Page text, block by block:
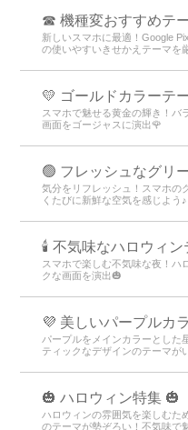
☎ 機種変おすすめテ
新しいスマホに最適！Google
の使いやすいきせかえテーマを
💛 ゴールドカラーテ
スマホで魅せる黄金の輝き！バ
画面をゴージャスに演出🌹
🟢 フレッシュなグリ
気分をリフレッシュ！スマホの
くたびに新鮮な空気を感じよう♪
🕯️ 不気味なハロウィン
スマホで楽しむ不気味な夜！ハ
クな画面を演出🎃
💜 美しいパープルカ
パープルをメインカラーとした
ティックなデザインのテーマが
🎃 ハロウィン特集 🎃
ハロウィンの雰囲気を楽しむた
のテーマが勢ぞろい！不気味で